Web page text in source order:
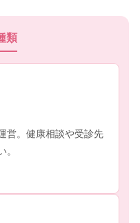
類
営。健康相談や受診先